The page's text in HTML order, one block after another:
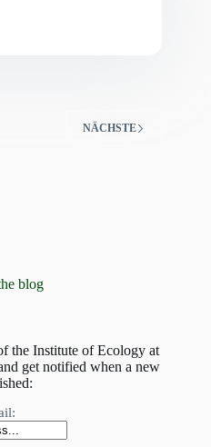
NÄCHSTE
blog
the Institute of Ecology at
get notified when a new